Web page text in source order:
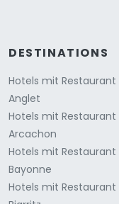
DESTINATIONS
Hotels mit Restaurant
Anglet
Hotels mit Restaurant
Arcachon
Hotels mit Restaurant
Bayonne
Hotels mit Restaurant